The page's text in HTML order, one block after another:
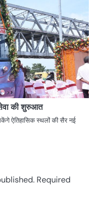
की शुरुआत
ऐतिहासिक स्थलों की सैर नई
Required